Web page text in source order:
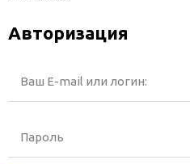
Авторизация
Ваш E-mail или логин:
Пароль